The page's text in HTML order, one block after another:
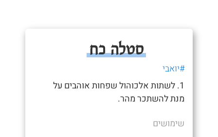
סטלה כח
#יואבי
1. לשתות אלכוהול שפחות אוהבים על
מנת להשתכר מהר.
שימושים